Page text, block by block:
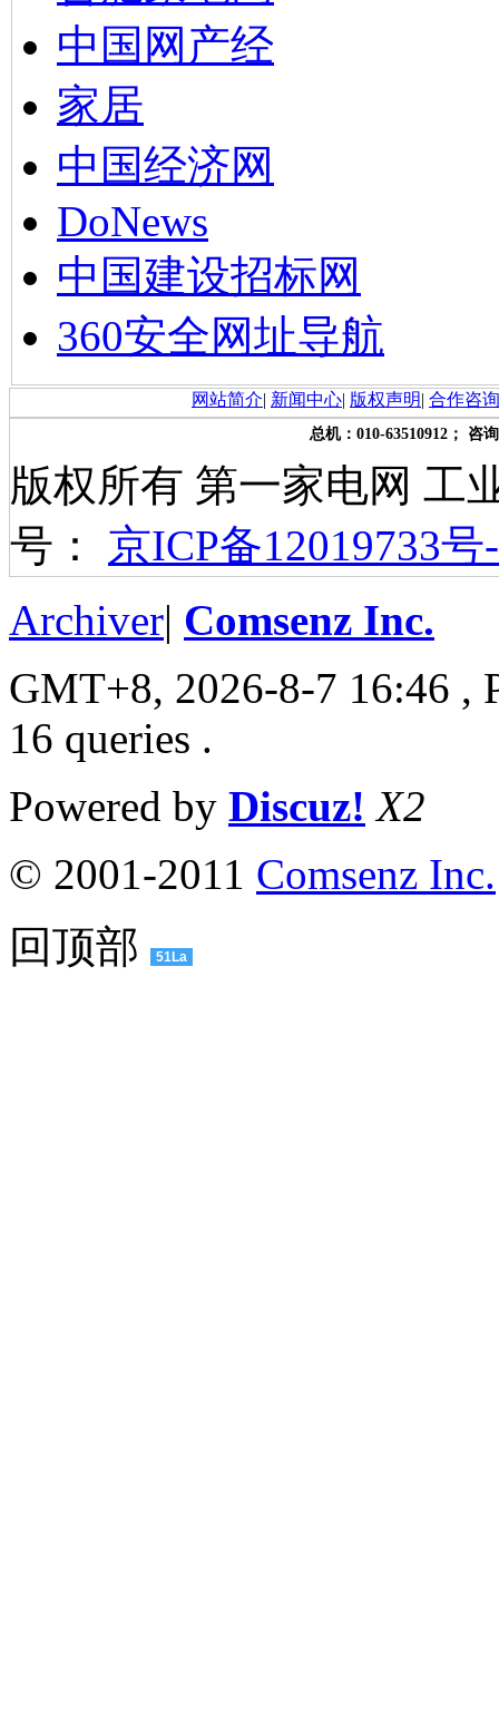
中国网产经
家居
中国经济网
DoNews
中国建设招标网
360安全网址导航
网站简介| 新闻中心| 版权声明| 合作咨询
总机：010-63510912； 咨
版权所有 第一家电网 工
号： 京ICP备12019733号
Archiver| Comsenz Inc.
GMT+8, 2026-8-7 16:46 ,
16 queries .
Powered by Discuz! X2
© 2001-2011 Comsenz Inc.
回顶部
51La